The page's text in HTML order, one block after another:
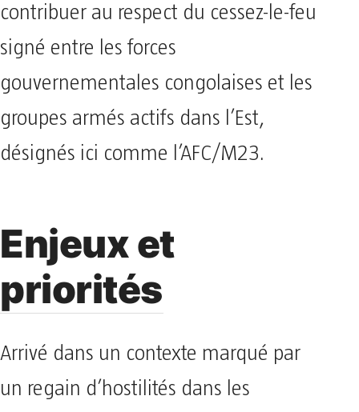
contribuer au respect du cessez-le-feu
signé entre les forces
gouvernementales congolaises et les
groupes armés actifs dans l’Est,
désignés ici comme l’AFC/M23.
Enjeux et
priorités
Arrivé dans un contexte marqué par
un regain d’hostilités dans les